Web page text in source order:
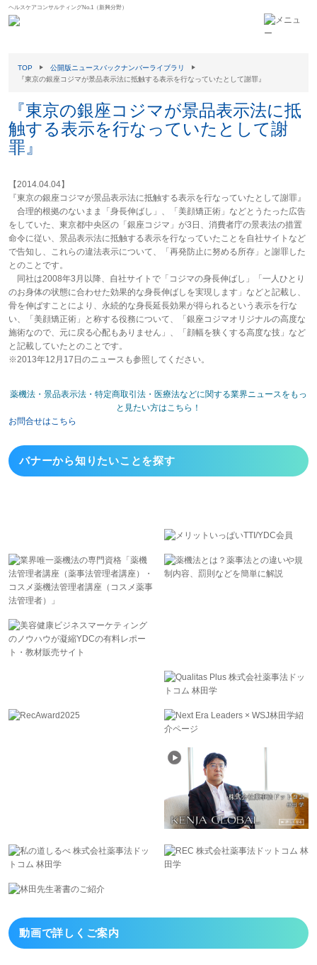
ヘルスケアコンサルティングNo.1（新興分野）
TOP
公開版ニュースバックナンバーライブラリ
『東京の銀座コジマが景品表示法に抵触する表示を行なっていたとして謝罪』
『東京の銀座コジマが景品表示法に抵
触する表示を行なっていたとして謝
罪』
【2014.04.04】
『東京の銀座コジマが景品表示法に抵触する表示を行なっていたとして謝罪』
合理的根拠のないまま「身長伸ばし」、「美顔矯正術」などとうたった広告
をしていた、東京都中央区の「銀座コジマ」が3日、消費者庁の景表法の措置
命令に従い、景品表示法に抵触する表示を行なっていたことを自社サイトなど
で告知し、これらの違法表示について、「再発防止に努める所存」と謝罪した
とのことです。
同社は2008年3月以降、自社サイトで「コジマの身長伸ばし」「一人ひとり
のお身体の状態に合わせた効果的な身長伸ばしを実現します」などと記載し、
骨を伸ばすことにより、永続的な身長延長効果が得られるという表示を行な
い、「美顔矯正術」と称する役務について、「銀座コジマオリジナルの高度な
施術なので、元に戻る心配もありません」、「顔幅を狭くする高度な技」など
と記載していたとのことです。
※2013年12月17日のニュースも参照してください。
薬機法・景品表示法・特定商取引法・医療法などに関する業界ニュースをもっ
と見たい方はこちら！
お問合せはこちら
バナーから知りたいことを探す
動画で詳しくご案内